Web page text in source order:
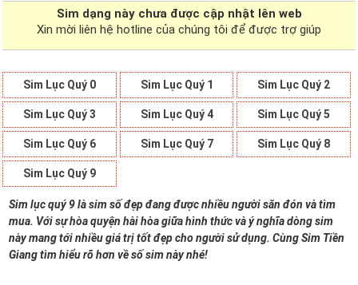
Sim dạng này chưa được cập nhật lên web
Xin mời liên hệ hotline của chúng tôi để được trợ giúp
Sim Lục Quý 0 Sim Lục Quý 1 Sim Lục Quý 2
Sim Lục Quý 3 Sim Lục Quý 4 Sim Lục Quý 5
Sim Lục Quý 6 Sim Lục Quý 7 Sim Lục Quý 8
Sim Lục Quý 9
Sim lục quý 9 là sim số đẹp đang được nhiều người săn đón và tìm
mua. Với sự hòa quyện hài hòa giữa hình thức và ý nghĩa dòng sim
này mang tới nhiều giá trị tốt đẹp cho người sử dụng. Cùng Sim Tiền
Giang tìm hiểu rõ hơn về số sim này nhé!